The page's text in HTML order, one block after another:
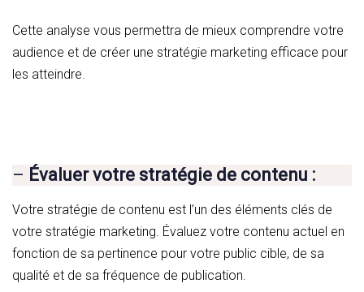
Cette analyse vous permettra de mieux comprendre votre
audience et de créer une stratégie marketing efficace pour
les atteindre.
– Évaluer votre stratégie de contenu :
Votre stratégie de contenu est l’un des éléments clés de
votre stratégie marketing. Évaluez votre contenu actuel en
fonction de sa pertinence pour votre public cible, de sa
qualité et de sa fréquence de publication.